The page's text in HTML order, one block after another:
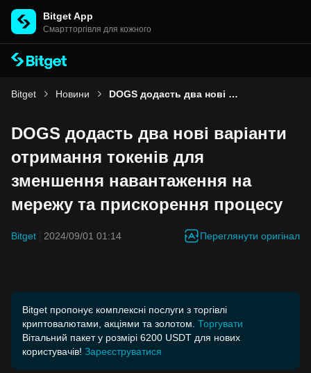
Bitget App
Cмартторгівля для кожного
Bitget Новини DOGS додасть два нові варіанти отримання токенів для зменшення навантаження на мережу та прискорення процесу
DOGS додасть два нові варіанти
отримання токенів для
зменшення навантаження на
мережу та прискорення процесу
Bitget 2024/09/01 01:14 Переглянути оригінал
Bitget пропонує комплексні послуги з торгівлі
криптовалютами, акціями та золотом. Торгувати
Вітальний пакет у розмірі 6200 USDT для нових
користувачів! Зареєструватися